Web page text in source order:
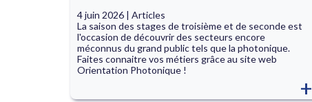
4 juin 2026 | Articles
La saison des stages de troisième et de seconde est
l'occasion de découvrir des secteurs encore
méconnus du grand public tels que la photonique.
Faites connaitre vos métiers grâce au site web
Orientation Photonique !
+